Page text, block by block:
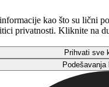
kao što su lični
privatnosti. Kliknite na
Prihvati sve
Podešavanja